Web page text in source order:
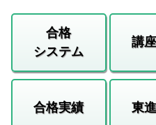
合格
システム
講
合格実績 東